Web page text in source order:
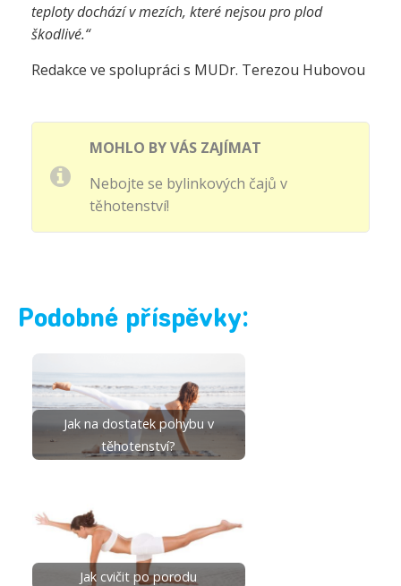
teploty dochází v mezích, které nejsou pro plod
škodlivé.“
Redakce ve spolupráci s MUDr. Terezou Hubovou
MOHLO BY VÁS ZAJÍMAT
Nebojte se bylinkových čajů v
těhotenství!
Podobné příspěvky:
Jak na dostatek pohybu v
těhotenství?
Jak cvičit po porodu